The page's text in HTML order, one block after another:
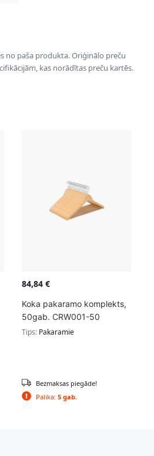
no paša produkta. Oriģinālo preču
kas norādītas preču kartēs.
84,84€
Koka pakaramo komplekts,
50gab. CRW001-50
Tips: Pakaramie
Palika:5 gab.
Bezmaksas piegāde!